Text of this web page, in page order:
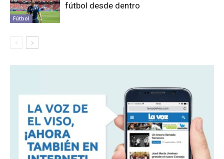
Fútbol
fútbol desde dentro